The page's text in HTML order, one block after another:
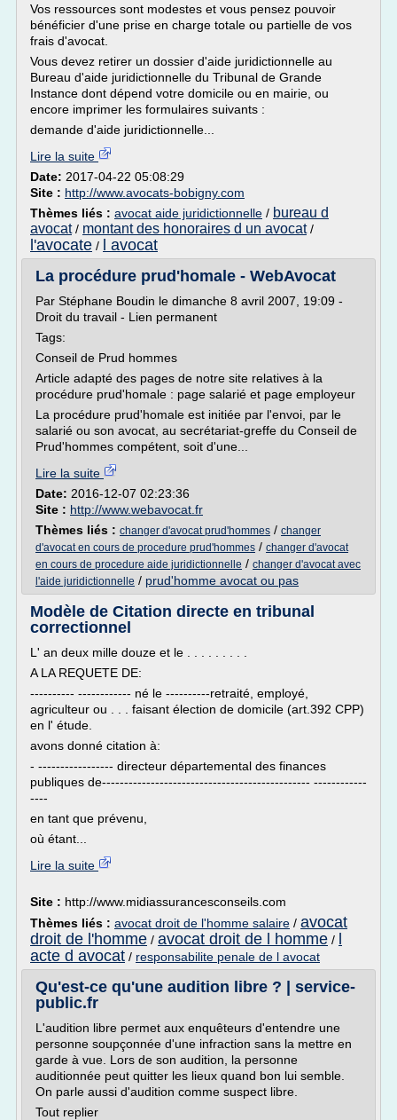
Vos ressources sont modestes et vous pensez pouvoir
bénéficier d'une prise en charge totale ou partielle de vos
frais d'avocat.
Vous devez retirer un dossier d'aide juridictionnelle au
Bureau d'aide juridictionnelle du Tribunal de Grande
Instance dont dépend votre domicile ou en mairie, ou
encore imprimer les formulaires suivants :
demande d'aide juridictionnelle...
Lire la suite
Date: 2017-04-22 05:08:29
Site : http://www.avocats-bobigny.com
Thèmes liés : avocat aide juridictionnelle / bureau d
avocat/ montant des honoraires d un avocat/
l'avocate /
l avocat
La procédure prud'homale - WebAvocat
Par Stéphane Boudin le dimanche 8 avril 2007, 19:09 -
Droit du travail - Lien permanent
Tags:
Conseil de Prud hommes
Article adapté des pages de notre site relatives à la
procédure prud'homale : page salarié et page employeur
La procédure prud'homale est initiée par l'envoi, par le
salarié ou son avocat, au secrétariat-greffe du Conseil de
Prud'hommes compétent, soit d'une...
Lire la suite
Date: 2016-12-07 02:23:36
Site : http://www.webavocat.fr
Thèmes liés : changer d'avocat prud'hommes / changer
d'avocat en cours de procedure prud'hommes / changer d'avocat
en cours de procedure aide juridictionnelle / changer d'avocat avec
l'aide juridictionnelle / prud'homme avocat ou pas
Modèle de Citation directe en tribunal
correctionnel
L' an deux mille douze et le . . . . . . . . .
A LA REQUETE DE:
---------- ------------ né le ----------retraité, employé,
agriculteur ou . . . faisant élection de domicile (art.392 CPP)
en l' étude.
avons donné citation à:
- ----------------- directeur départemental des finances
publiques de----------------------------------------------- ------------
----
en tant que prévenu,
où étant...
Lire la suite
Site : http://www.midiassurancesconseils.com
Thèmes liés : avocat droit de l'homme salaire / avocat
droit de l'homme / avocat droit de l homme /
acte d avocat / responsabilite penale de l avocat
Qu'est-ce qu'une audition libre ? | service-
public.fr
L'audition libre permet aux enquêteurs d'entendre une
personne soupçonnée d'une infraction sans la mettre en
garde à vue. Lors de son audition, la personne
auditionnée peut quitter les lieux quand bon lui semble.
On parle aussi d'audition comme suspect libre.
Tout replier